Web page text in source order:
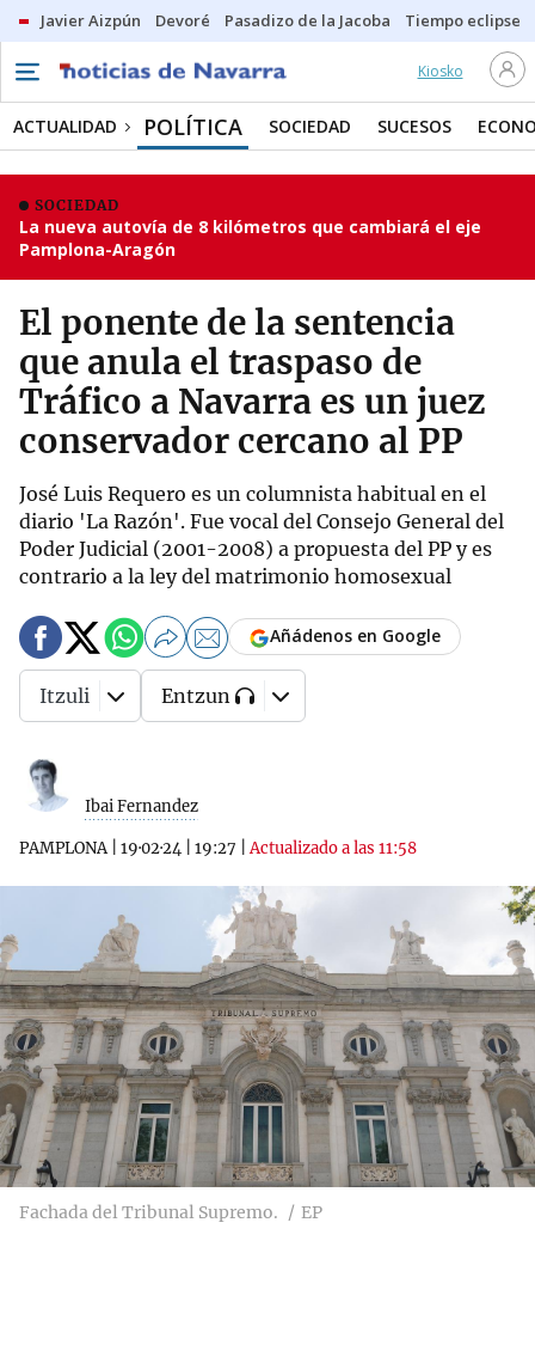
Javier Aizpún Devoré Pasadizo de la Jacoba Tiempo eclipse
Kiosko
ACTUALIDAD POLÍTICA SOCIEDAD SUCESOS
SOCIEDAD
La nueva autovía de 8 kilómetros que cambiará el eje
Pamplona-Aragón
El ponente de la sentencia
que anula el traspaso de
Tráfico a Navarra es un juez
conservador cercano al PP
José Luis Requero es un columnista habitual en el
diario 'La Razón'. Fue vocal del Consejo General del
Poder Judicial (2001-2008) a propuesta del PP y es
contrario a la ley del matrimonio homosexual
Ibai Fernandez
PAMPLONA| 19·02·24 19:27 |Actualizado a las 11:58
Añádenos en Google
Itzuli Entzun
Fachada del Tribunal Supremo. EP